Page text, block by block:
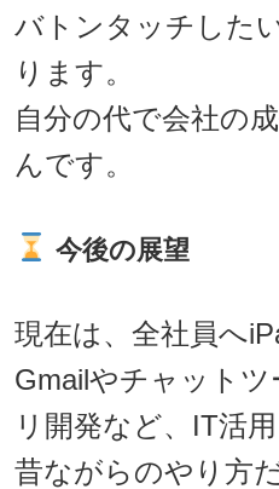
バトンタッチした
ります。
自分の代で会社の
んです。
今後の展望
現在は、全社員へ
Gmailやチャット
リ開発など、IT活
昔ながらのやり方